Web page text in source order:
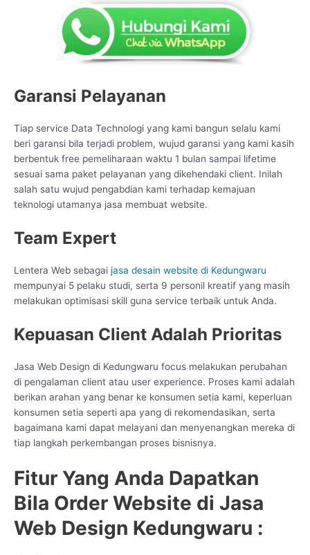
Garansi Pelayanan
Tiap service Data Technologi yang kami bangun selalu kami
beri garansi bila terjadi problem, wujud garansi yang kami kasih
berbentuk free pemeliharaan waktu 1 bulan sampai lifetime
sesuai sama paket pelayanan yang dikehendaki client. Inilah
salah satu wujud pengabdian kami terhadap kemajuan
teknologi utamanya jasa membuat website.
Team Expert
Lentera Web sebagai jasa desain website di Kedungwaru
mempunyai 5 pelaku studi, serta 9 personil kreatif yang masih
melakukan optimisasi skill guna service terbaik untuk Anda.
Kepuasan Client Adalah Prioritas
Jasa Web Design di Kedungwaru focus melakukan perubahan
di pengalaman client atau user experience. Proses kami adalah
berikan arahan yang benar ke konsumen setia kami, keperluan
konsumen setia seperti apa yang di rekomendasikan, serta
bagaimana kami dapat melayani dan menyenangkan mereka di
tiap langkah perkembangan proses bisnisnya.
Fitur Yang Anda Dapatkan
Bila Order Website di Jasa
Web Design Kedungwaru :